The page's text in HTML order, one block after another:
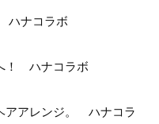
ハナコラボ
！ ハナコラボ
アアレンジ。 ハナコラ